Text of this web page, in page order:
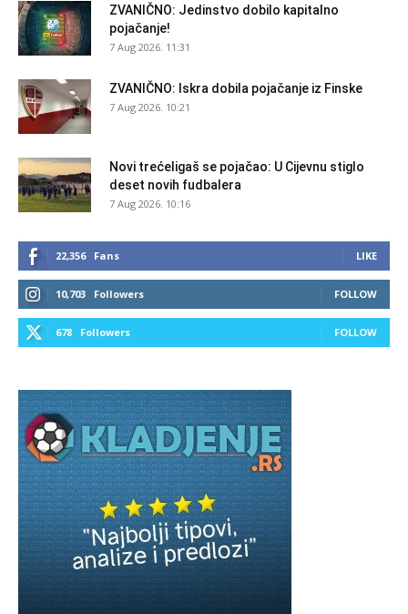
ZVANIČNO: Jedinstvo dobilo kapitalno
pojačanje!
7 Aug 2026. 11:31
ZVANIČNO: Iskra dobila pojačanje iz Finske
7 Aug 2026. 10:21
Novi trećeligaš se pojačao: U Cijevnu stiglo
deset novih fudbalera
7 Aug 2026. 10:16
22,356 Fans LIKE
10,703 Followers FOLLOW
678 Followers FOLLOW